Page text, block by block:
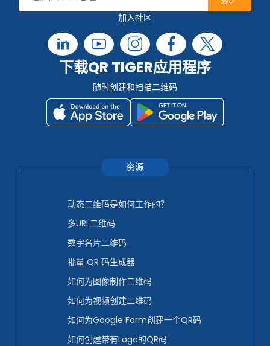
加入社区
下载QR TIGER应用程序
随时创建和扫描二维码
资源
动态二维码是如何工作的？
多URL二维码
数字名片二维码
批量 QR 码生成器
如何为图像制作二维码
如何为视频创建二维码
如何为Google Form创建一个QR码
如何创建带有Logo的QR码